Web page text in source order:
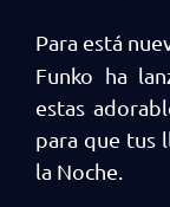
Para está
Funko ha
estas
para que tus
la Noche.